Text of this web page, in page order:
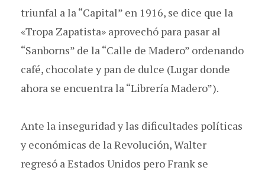
triunfal a la “Capital” en 1916, se dice que la
«Tropa Zapatista» aprovechó para pasar al
“Sanborns” de la “Calle de Madero” ordenando
café, chocolate y pan de dulce (Lugar donde
ahora se encuentra la “Librería Madero”).
Ante la inseguridad y las dificultades políticas
y económicas de la Revolución, Walter
regresó a Estados Unidos pero Frank se